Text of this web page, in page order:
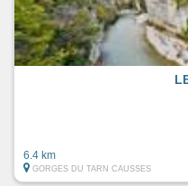
6.4 km
GORGES DU TARN CAUSSES